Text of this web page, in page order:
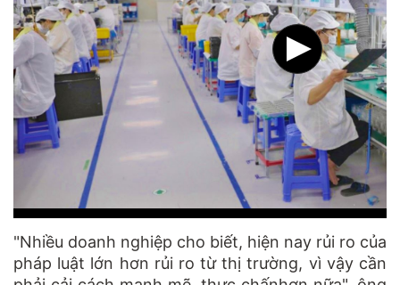
"Nhiều doanh nghiệp cho biết, hiện nay rủi ro của
pháp luật lớn hơn rủi ro từ thị trường, vì vậy cần